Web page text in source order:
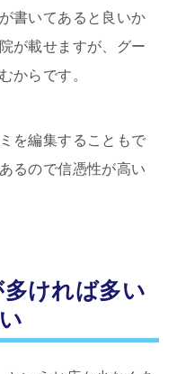
書いてあると良いか
が載せますが、グー
からです。
を編集することもで
るので信憑性が高い
ければ多い